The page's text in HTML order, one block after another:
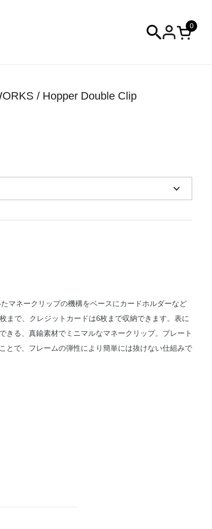
カートを
0
/ Hopper Double Clip
マネークリップの機構をベースにカードホルダーなど
まで、クレジットカードは6枚まで収納できます。 表に
きる、真鍮素材でミニマルなマネークリップ。 プレート
とで、フレームの弾性により簡単には抜けない仕組みで